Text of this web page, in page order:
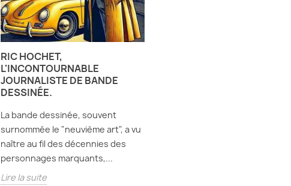
RIC HOCHET,
L'INCONTOURNABLE
JOURNALISTE DE BANDE
DESSINÉE.
La bande dessinée, souvent
surnommée le "neuvième art", a vu
naître au fil des décennies des
personnages marquants,...
Lire la suite